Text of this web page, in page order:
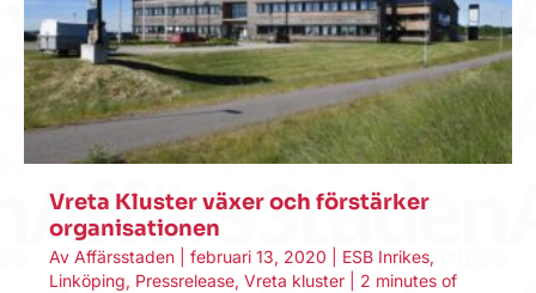
Vreta Kluster växer och förstärker
organisationen
Av Affärsstaden februari 13, 2020 ESB Inrikes,
Linköping, Pressrelease, Vreta kluster
2 minutes of